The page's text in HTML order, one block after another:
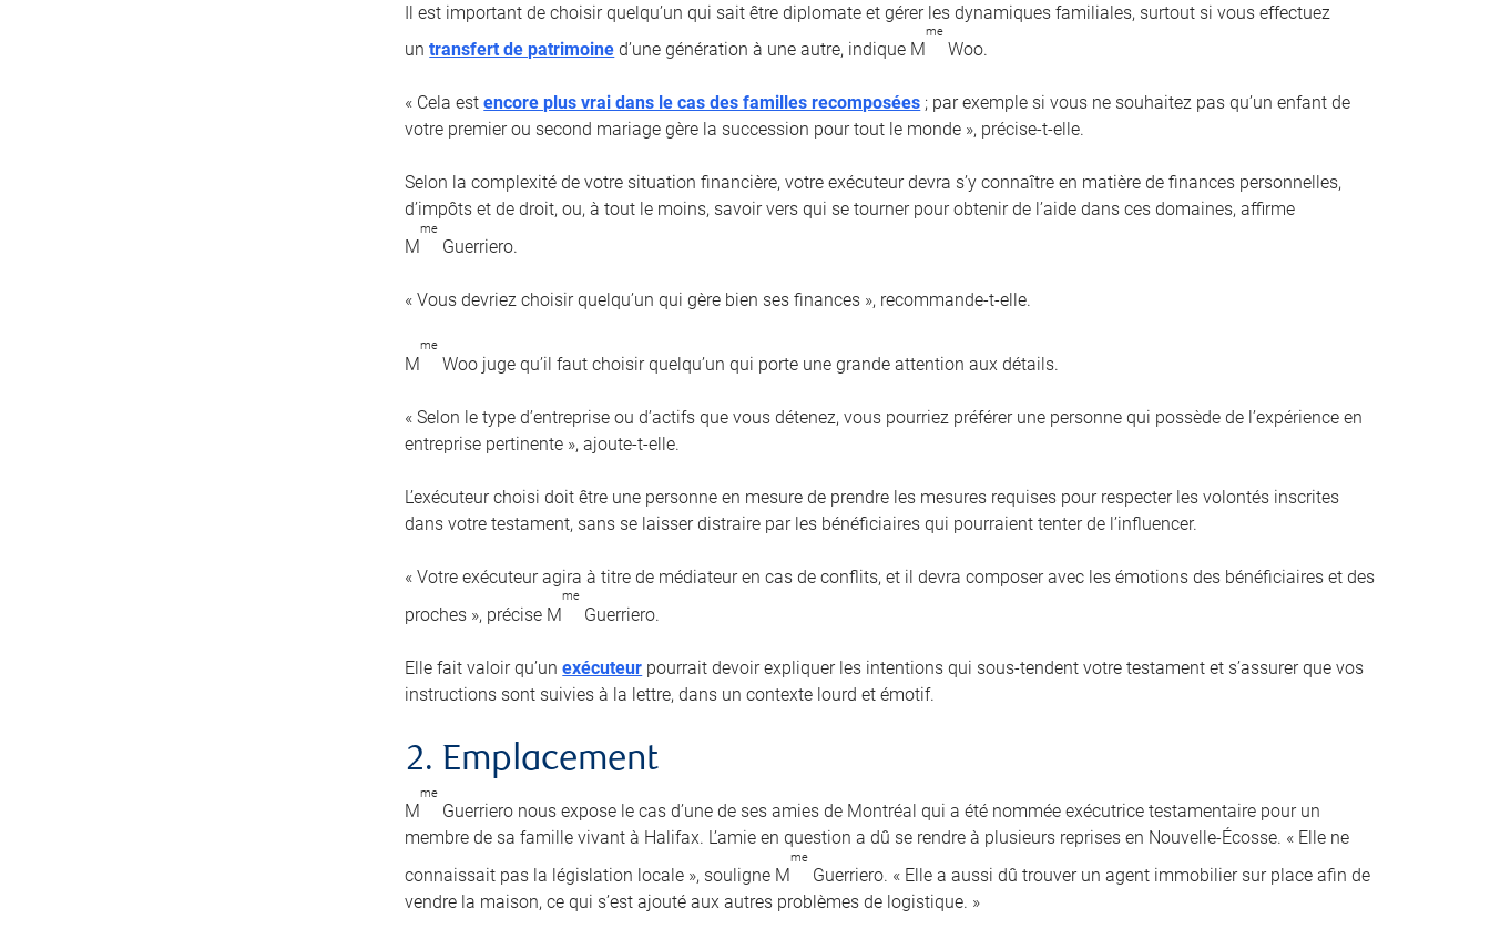
Il est important de choisir quelqu’un qui sait être diplomate et gérer les dynamiques familiales, surtout si vous effectuez
untransfert de patrimoine d’une génération à une autre, indique M
me
Woo.
« Cela estencore plus vrai dans le cas des familles recomposées ; par exemple si vous ne souhaitez pas qu’un enfant de
votre premier ou second mariage gère la succession pour tout le monde », précise-t-elle.
Selon la complexité de votre situation financière, votre exécuteur devra s’y connaître en matière de finances personnelles,
d’impôts et de droit, ou, à tout le moins, savoir vers qui se tourner pour obtenir de l’aide dans ces domaines, affirme
M
me
Guerriero.
« Vous devriez choisir quelqu’un qui gère bien ses finances », recommande-t-elle.
M
me
Woo juge qu’il faut choisir quelqu’un qui porte une grande attention aux détails.
« Selon le type d’entreprise ou d’actifs que vous détenez, vous pourriez préférer une personne qui possède de l’expérience en
entreprise pertinente », ajoute-t-elle.
L’exécuteur choisi doit être une personne en mesure de prendre les mesures requises pour respecter les volontés inscrites
dans votre testament, sans se laisser distraire par les bénéficiaires qui pourraient tenter de l’influencer.
« Votre exécuteur agira à titre de médiateur en cas de conflits, et il devra composer avec les émotions des bénéficiaires et des
proches », précise M
me
Guerriero.
Elle fait valoir qu’unexécuteur pourrait devoir expliquer les intentions qui sous-tendent votre testament et s’assurer que vos
instructions sont suivies à la lettre, dans un contexte lourd et émotif.
2. Emplacement
M
me
Guerriero nous expose le cas d’une de ses amies de Montréal qui a été nommée exécutrice testamentaire pour un
membre de sa famille vivant à Halifax. L’amie en question a dû se rendre à plusieurs reprises en Nouvelle-Écosse. « Elle ne
connaissait pas la législation locale », souligne M
me
Guerriero. « Elle a aussi dû trouver un agent immobilier sur place afin de
vendre la maison, ce qui s’est ajouté aux autres problèmes de logistique. »